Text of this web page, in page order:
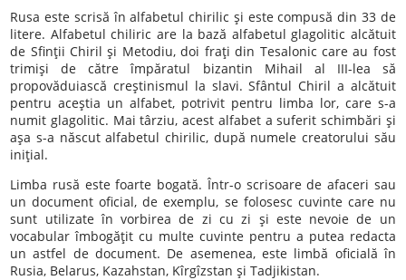
Rusa este scrisă în alfabetul chirilic şi este compusă din 33 de
litere. Alfabetul chiliric are la bază alfabetul glagolitic alcătuit
de Sfinţii Chiril şi Metodiu, doi fraţi din Tesalonic care au fost
trimişi de către împăratul bizantin Mihail al III-lea să
propovăduiască creştinismul la slavi. Sfântul Chiril a alcătuit
pentru aceştia un alfabet, potrivit pentru limba lor, care s-a
numit glagolitic. Mai târziu, acest alfabet a suferit schimbări şi
aşa s-a născut alfabetul chirilic, după numele creatorului său
iniţial.
Limba rusă este foarte bogată. Într-o scrisoare de afaceri sau
un document oficial, de exemplu, se folosesc cuvinte care nu
sunt utilizate în vorbirea de zi cu zi şi este nevoie de un
vocabular îmbogăţit cu multe cuvinte pentru a putea redacta
un astfel de document. De asemenea, este limbă oficială în
Rusia, Belarus, Kazahstan, Kîrgîzstan şi Tadjikistan.